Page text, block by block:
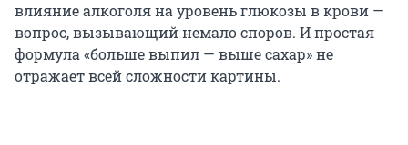
влияние алкоголя на уровень глюкозы в крови —
вопрос, вызывающий немало споров. И простая
формула «больше выпил — выше сахар» не
отражает всей сложности картины.